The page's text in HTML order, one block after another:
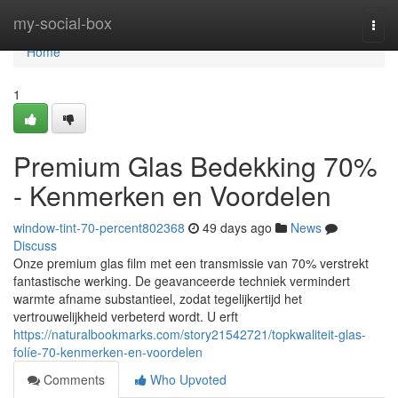
my-social-box
Home
Home
1
Premium Glas Bedekking 70%
- Kenmerken en Voordelen
window-tint-70-percent802368 49 days ago
News
Discuss
Onze premium glas film met een transmissie van 70% verstrekt
fantastische werking. De geavanceerde techniek vermindert
warmte afname substantieel, zodat tegelijkertijd het
vertrouwelijkheid verbeterd wordt. U erft
https://naturalbookmarks.com/story21542721/topkwaliteit-glas-
folíe-70-kenmerken-en-voordelen
Comments
Who Upvoted